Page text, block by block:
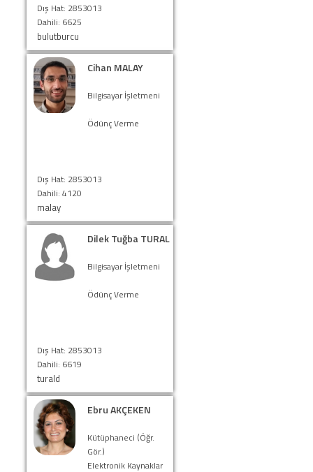
Dış Hat: 2853013
Dahili: 6625
bulutburcu
Cihan MALAY
Bilgisayar İşletmeni
Ödünç Verme
Dış Hat: 2853013
Dahili: 4120
malay
Dilek Tuğba TURAL
Bilgisayar İşletmeni
Ödünç Verme
Dış Hat: 2853013
Dahili: 6619
turald
Ebru AKÇEKEN
Kütüphaneci (Öğr.
Gör.)
Elektronik Kaynaklar